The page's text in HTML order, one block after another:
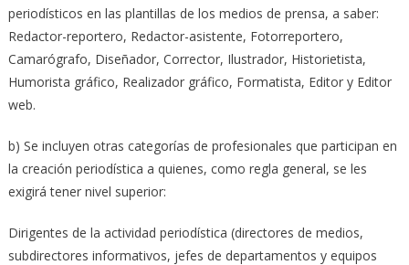
periodísticos en las plantillas de los medios de prensa, a saber:
Redactor-reportero, Redactor-asistente, Fotorreportero,
Camarógrafo, Diseñador, Corrector, Ilustrador, Historietista,
Humorista gráfico, Realizador gráfico, Formatista, Editor y Editor
web.
b) Se incluyen otras categorías de profesionales que participan en
la creación periodística a quienes, como regla general, se les
exigirá tener nivel superior:
Dirigentes de la actividad periodística (directores de medios,
subdirectores informativos, jefes de departamentos y equipos